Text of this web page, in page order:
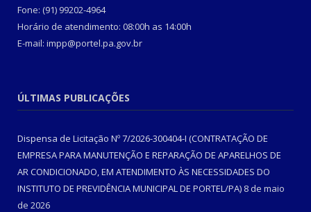
Fone: (91) 99202-4964
Horário de atendimento: 08:00h as 14:00h
E-mail: impp@portel.pa.gov.br
ÚLTIMAS PUBLICAÇÕES
Dispensa de Licitação Nº 7/2026-300404-I (CONTRATAÇÃO DE
EMPRESA PARA MANUTENÇÃO E REPARAÇÃO DE APARELHOS DE
AR CONDICIONADO, EM ATENDIMENTO ÀS NECESSIDADES DO
INSTITUTO DE PREVIDÊNCIA MUNICIPAL DE PORTEL/PA) 8 de maio
de 2026